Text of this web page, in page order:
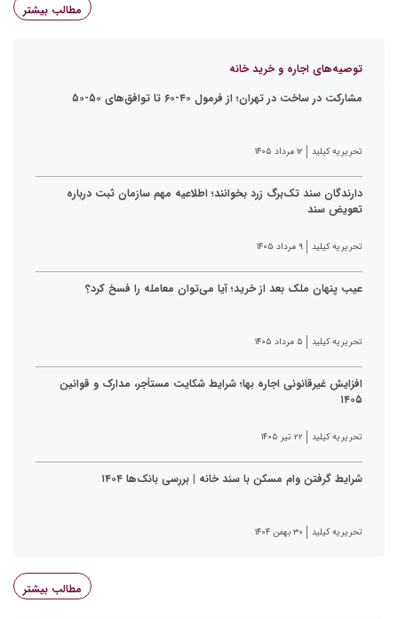
مطالب بیشتر
توصیه‌های اجاره و خرید خانه
مشارکت در ساخت در تهران؛ از فرمول ۴۰-۶۰ تا توافق‌های ۵۰-۵۰
تحریریه کیلید ۱۲ مرداد ۱۴۰۵
دارندگان سند تک‌برگ زرد بخوانند؛ اطلاعیه مهم سازمان ثبت درباره
تعویض سند
تحریریه کیلید ۹ مرداد ۱۴۰۵
عیب پنهان ملک بعد از خرید؛ آیا می‌توان معامله را فسخ کرد؟
تحریریه کیلید ۵ مرداد ۱۴۰۵
افزایش غیرقانونی اجاره بها؛ شرایط شکایت مستأجر، مدارک و قوانین
۱۴۰۵
تحریریه کیلید ۲۲ تیر ۱۴۰۵
شرایط گرفتن وام مسکن با سند خانه | بررسی بانک‌ها ۱۴۰۴
تحریریه کیلید ۳۰ بهمن ۱۴۰۴
مطالب بیشتر